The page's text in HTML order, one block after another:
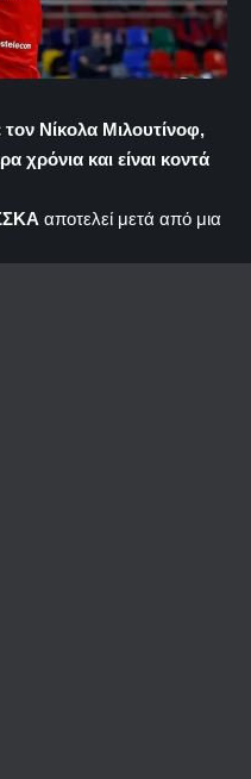
Νίκολα Μιλουτίνοφ,
χρόνια και είναι κοντά
αποτελεί μετά από μια